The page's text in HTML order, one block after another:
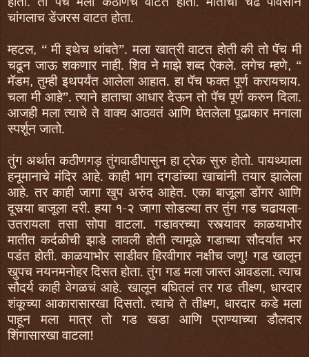
चांगलाच डेंजरस वाटत होता.
म्हटल, “मी इथेच थांबते”. मला खात्री वाटत होती की तो पॅच मी
चढून जाऊ शकणार नाही. शिव ने माझे शब्द ऐकले. लगेच म्हणे, “
मॅडम,तुम्ही इथपर्यंत आलेला आहात. हा पॅचफक्त पूर्ण करायचाय.
चला मी आहे”. त्याने हाताचा आधार देऊन तो पॅच पूर्ण करुन दिला.
आजही मला त्याचे ते वाक्य आठवतं आणि घेतलेला पूढाकार मनाला
स्पर्शून जातो.
तुंग अर्थात कठीणगड़ तुंगवाडीपासुन हा ट्रेक सुरु होतो. पायथ्याला
हनूमानाचे मंदिर आहे. काही भाग दगडांच्या खाचांनी तयार झालेला
आहे. तर काही जागा खुप अरुंद आहेत. एका बाजूला डोंगर आणि
दूसर्‍या बाजूला दरी. हया १-२ जागा सोडल्या तर तुंग गड चढायला-
उतरायला तसा सोपा वाटला. गडावरच्या रस्त्यावर काळयाभोर
मातीत कर्दळीची झाडे लावली होती त्यामूळे गडाच्या सौदर्यात भर
पडंत होती. काळयाभोर साडीवर हिरवीगार नक्षीच जणु! गड खालून
खुपच नयनमनोहर दिसत होता. तुंग गड मला जास्त आवडला. त्याच
सौदर्य काही वेगळचं आहे. खालून बघितलं तर गड तीक्ष्ण,धारदार
शंकूच्या आकारासारखा दिसतो. त्याचे ते तीक्ष्ण,धारदार कडे मला
पाहून मला मात्र तो गड खडा आणि प्राण्याच्या डौलदार
शिंगासारखा वाटला!